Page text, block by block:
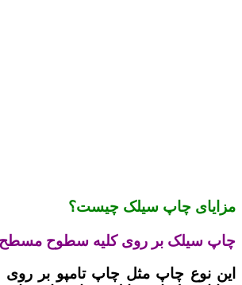
مزایای چاپ سیلک چیست؟
چاپ سیلک بر روی کلیه سطوح مسطح
این نوع چاپ مثل چاپ تامپو بر